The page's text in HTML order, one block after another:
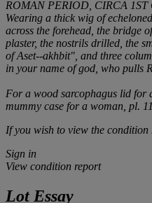
ROMAN PERIOD, CIRCA 1ST
Wearing a thick wig of
across the forehead, the bridge
plaster, the nostrils drilled, the
of Aset--akhbit", and three
in your name of god, who pulls
For a wood sarcophagus lid for
mummy case for a woman, pl.
If you wish to view the
Sign in
View condition report
Lot Essay